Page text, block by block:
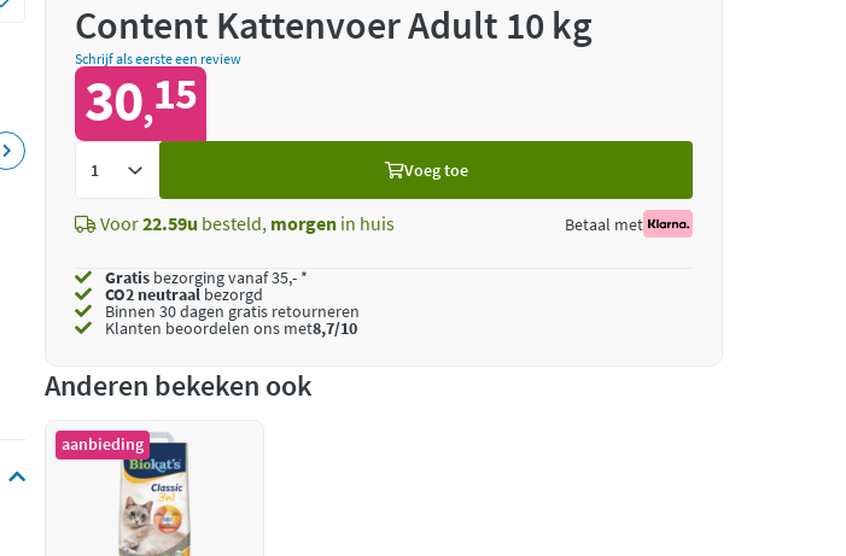
Content Kattenvoer Adult 10 kg
Schrijf als eerste een review
30,15
Voeg toe
Voor22.59u besteld, morgen in huis Betaal met
Gratis bezorging vanaf 35,- *
CO2 neutraalbezorgd
Binnen 30 dagen gratis retourneren
Klanten beoordelen ons met8,7/10
Anderen bekeken ook
aanbieding